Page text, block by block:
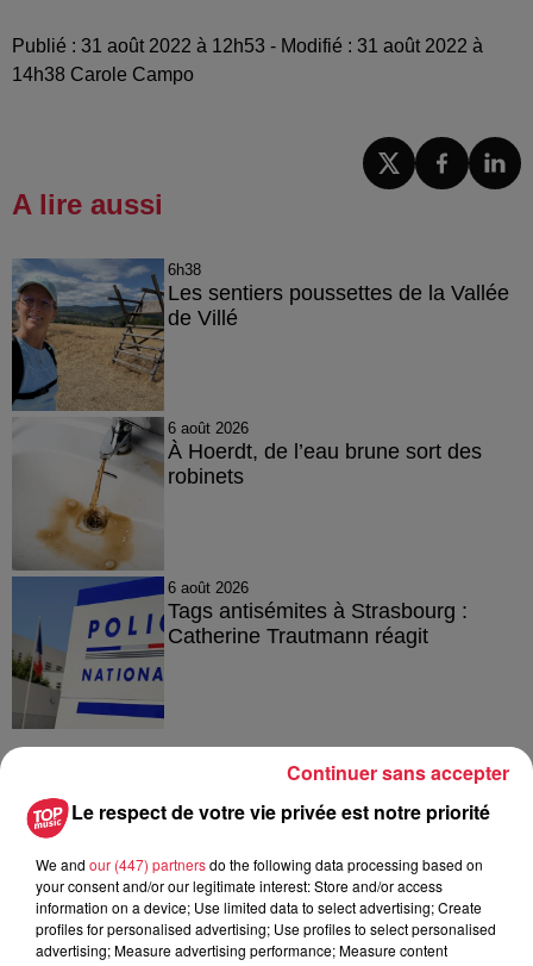
Publié : 31 août 2022 à 12h53 - Modifié : 31 août 2022 à
14h38 Carole Campo
A lire aussi
6h38
Les sentiers poussettes de la Vallée
de Villé
6 août 2026
À Hoerdt, de l’eau brune sort des
robinets
6 août 2026
Tags antisémites à Strasbourg :
Catherine Trautmann réagit
À découvrir également
Le respect de votre vie privée est notre priorité
We and our (447) partnersdo the following data processing based on
your consent and/or our legitimate interest: Store and/or access
information on a device; Use limited data to select advertising; Create
profiles for personalised advertising; Use profiles to select personalised
advertising; Measure advertising performance; Measure content
Continuer sans accepter